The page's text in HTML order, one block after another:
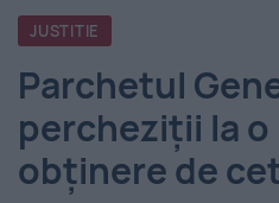
România
-
Evenimentul
Zilei
JUSTITIE
Parchetul
percheziţii la o
obținere de